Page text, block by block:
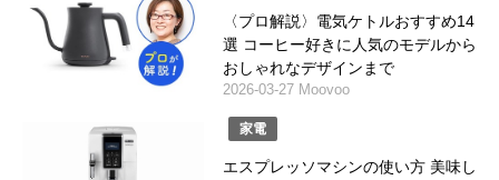
〈プロ解説〉電気ケトルおすすめ14
選 コーヒー好きに人気のモデルから
おしゃれなデザインまで
2026-03-27 Moovoo
家電
エスプレッソマシンの使い方 美味し